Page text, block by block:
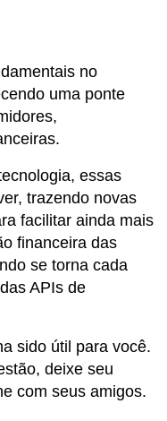
no
uma ponte
essas
trazendo novas
facilitar ainda mais
financeira das
se torna cada
APIs de
sido útil para você.
deixe seu
com seus amigos.